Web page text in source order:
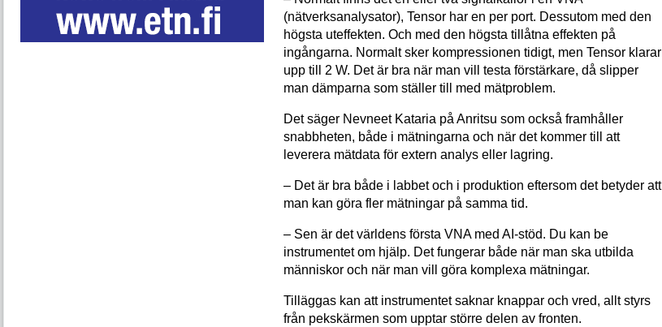
(nätverksanalysator), Tensor har en per port. Dessutom med den
högsta uteffekten. Och med den högsta tillåtna effekten på
ingångarna. Normalt sker kompressionen tidigt, men Tensor klarar
upp till 2 W. Det är bra när man vill testa förstärkare, då slipper
man dämparna som ställer till med mätproblem.
Det säger Nevneet Kataria på Anritsu som också framhåller
snabbheten, både i mätningarna och när det kommer till att
leverera mätdata för extern analys eller lagring.
– Det är bra både i labbet och i produktion eftersom det betyder att
man kan göra fler mätningar på samma tid.
– Sen är det världens första VNA med AI-stöd. Du kan be
instrumentet om hjälp. Det fungerar både när man ska utbilda
människor och när man vill göra komplexa mätningar.
Tilläggas kan att instrumentet saknar knappar och vred, allt styrs
från pekskärmen som upptar större delen av fronten.